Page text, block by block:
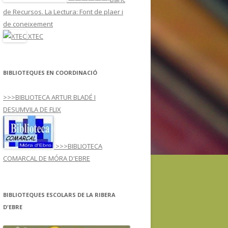
I3-JN
de Recursos. La Lectura: Font de plaer i
de coneixement
XTEC
BIBLIOTEQUES EN COORDINACIÓ
>>>BIBLIOTECA ARTUR BLADÉ I
DESUMVILA DE FLIX
>>>BIBLIOTECA
COMARCAL DE MÓRA D'EBRE
BIBLIOTEQUES ESCOLARS DE LA RIBERA
D'EBRE